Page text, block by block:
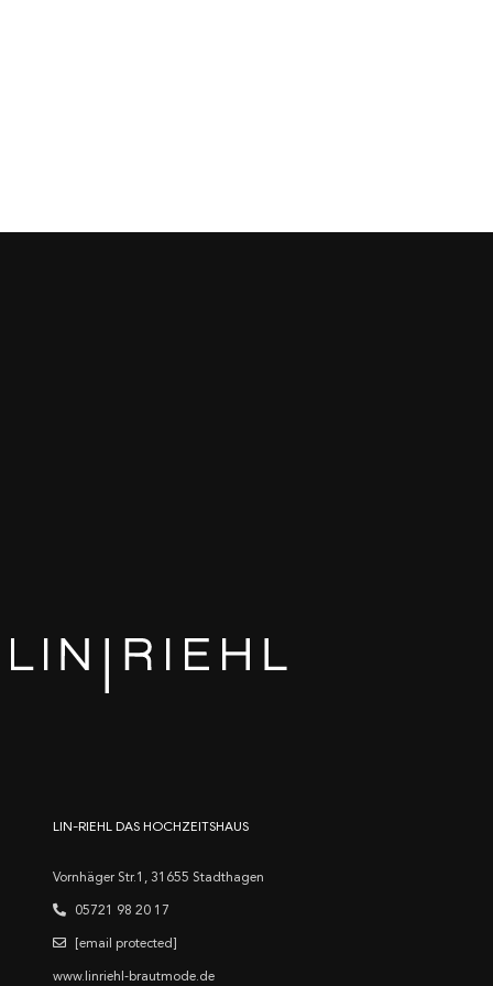
LIN-RIEHL DAS HOCHZEITSHAUS
Vornhäger Str.1, 31655 Stadthagen
05721 98 20 17
[email protected]
www.linriehl-brautmode.de